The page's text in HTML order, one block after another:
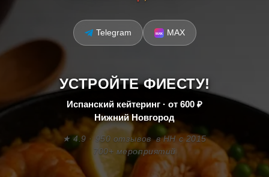
Telegram MAX
УСТРОЙТЕ ФИЕСТУ!
Испанский кейтеринг · от 600 ₽
Нижний Новгород
★ 4.9 · 950 отзывов в НН с 2015
700+ мероприятий